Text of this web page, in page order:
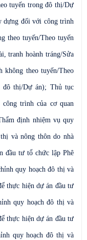
tuyến trong đô thị/Dự
dựng đối với công trình
theo tuyến/Theo tuyến
tranh hoành tráng/Sửa
không theo tuyến/Theo
đô thị/Dự án); Thủ tục
trình của cơ quan
định nhiệm vụ quy
và nông thôn do nhà
đầu tư tổ chức lập Phê
quy hoạch đô thị và
thực hiện dự án đầu tư
quy hoạch đô thị và
thực hiện dự án đầu tư
quy hoạch đô thị và